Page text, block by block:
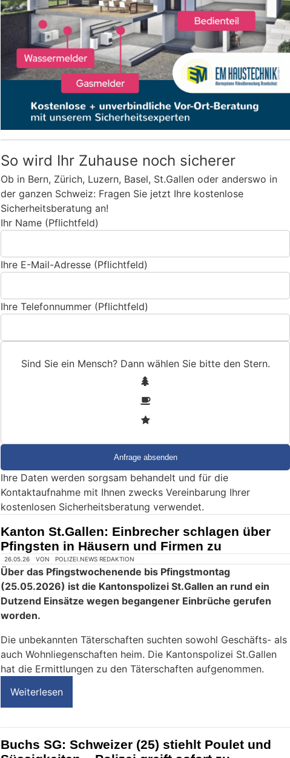
So wird Ihr Zuhause noch sicherer
Ob in Bern, Zürich, Luzern, Basel, St.Gallen oder anderswo in
der ganzen Schweiz: Fragen Sie jetzt Ihre kostenlose
Sicherheitsberatung an!
Ihr Name (Pflichtfeld)
Ihre E-Mail-Adresse (Pflichtfeld)
Ihre Telefonnummer (Pflichtfeld)
Sind Sie ein Mensch? Dann wählen Sie bitte den Stern.
e
i
n
e
n
s
c
h
a
n
n
ä
l
e
Ihre Daten werden sorgsam behandelt und für die
Kontaktaufnahme mit Ihnen zwecks Vereinbarung Ihrer
kostenlosen Sicherheitsberatung verwendet.
Kanton St.Gallen: Einbrecher schlagen über
Pfingsten in Häusern und Firmen zu